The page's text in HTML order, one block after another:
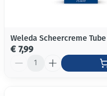
Weleda Scheercreme
€ 7,99